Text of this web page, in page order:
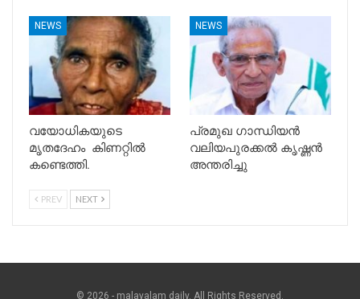
NEWS
വയോധികയുടെ
മൃതദേഹം കിണറ്റിൽ
കണ്ടെത്തി.
NEWS
പ്രമുഖ ഗാന്ധിയൻ
വലിയപുരക്കൽ കൃഷ്ണൻ
അന്തരിച്ചു
PREV NEXT
© 2026 - malayalam daily. All Rights Reserved.